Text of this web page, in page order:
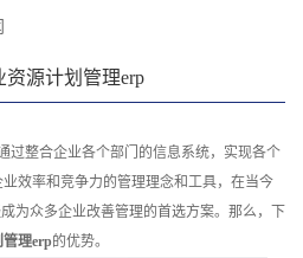
资源计划管理erp
过整合企业各个部门的信息系统，实现各个
效率和竞争力的管理理念和工具，在当今
为众多企业改善管理的首选方案。那么，下
理erp的优势。